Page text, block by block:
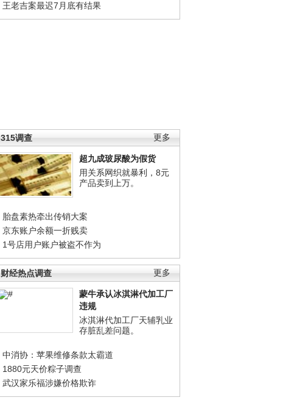
王老吉案最迟7月底有结果
更多
315调查
超九成玻尿酸为假货
用关系网织就暴利，8元
产品卖到上万。
胎盘素热牵出传销大案
京东账户余额一折贱卖
1号店用户账户被盗不作为
更多
财经热点调查
蒙牛承认冰淇淋代加工厂
违规
冰淇淋代加工厂天辅乳业
存脏乱差问题。
中消协：苹果维修条款太霸道
1880元天价粽子调查
武汉家乐福涉嫌价格欺诈